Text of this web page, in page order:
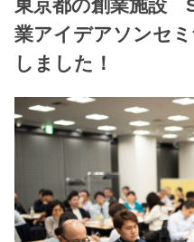
東京都の創業施設
業アイデアソンセ
しました！